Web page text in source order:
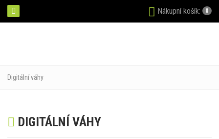
Nákupní košík: 0
Digitální váhy
DIGITÁLNÍ VÁHY